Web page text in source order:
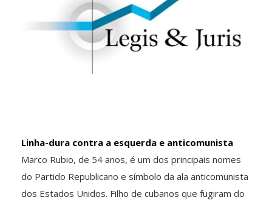
Linha-dura contra a esquerda e anticomunista
Marco Rubio, de 54 anos, é um dos principais nomes
do Partido Republicano e símbolo da ala anticomunista
dos Estados Unidos. Filho de cubanos que fugiram do